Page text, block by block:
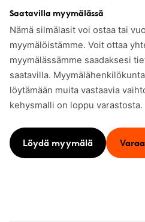
Saatavilla myymälässä
Nämä silmälasit voi ostaa tai
myymälöistämme. Voit ottaa
myymälässämme saadaksesi
saatavilla.
löytämään muita vastaavia
kehysmalli on loppu varastosta.
Löydä myymälä